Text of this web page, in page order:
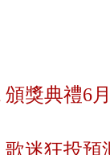
獎典禮6
迷狂投預